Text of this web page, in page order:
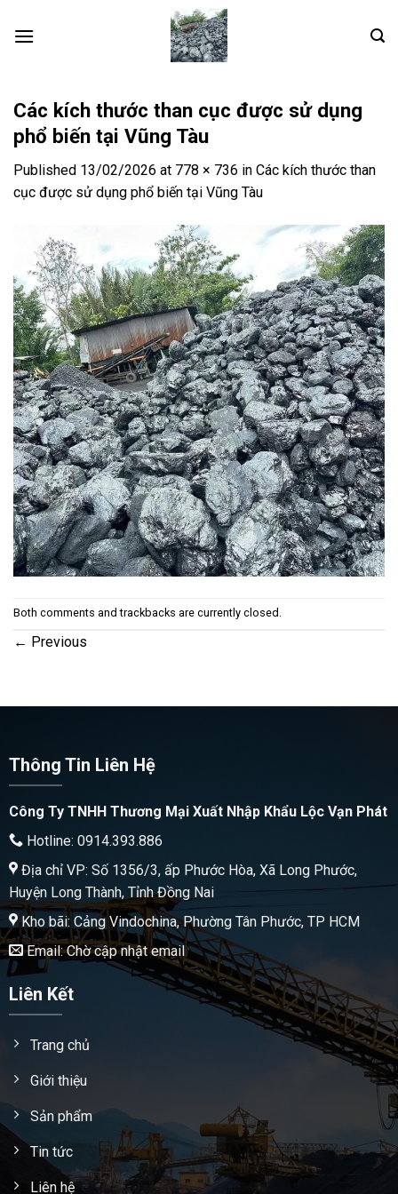
Các kích thước than cục được sử dụng
phổ biến tại Vũng Tàu
Published 13/02/2026 at 778 × 736 in Các kích thước than
cục được sử dụng phổ biến tại Vũng Tàu
Both comments and trackbacks are currently closed.
← Previous
Thông Tin Liên Hệ
Công Ty TNHH Thương Mại Xuất Nhập Khẩu Lộc Vạn Phát
Hotline: 0914.393.886
Địa chỉ VP: Số 1356/3, ấp Phước Hòa, Xã Long Phước,
Huyện Long Thành, Tỉnh Đồng Nai
Kho bãi: Cảng Vindochina, Phường Tân Phước, TP HCM
Email: Chờ cập nhật email
Liên Kết
Trang chủ
Giới thiệu
Sản phẩm
Tin tức
Liên hệ